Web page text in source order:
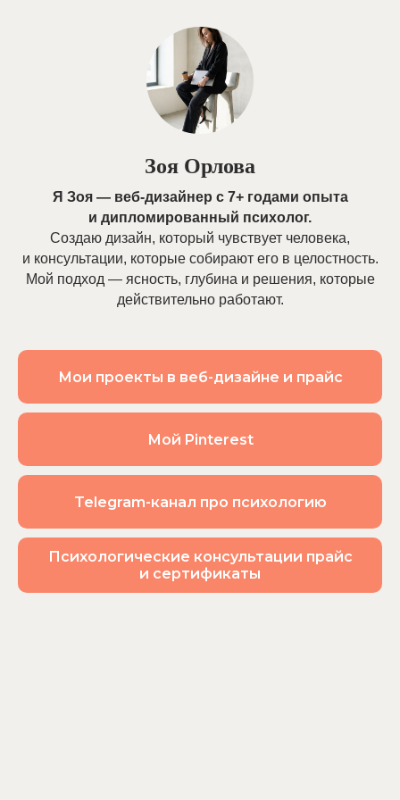
Зоя Орлова
Я Зоя — веб-дизайнер с 7+ годами опыта
и дипломированный психолог.
Создаю дизайн, который чувствует человека,
и консультации, которые собирают его в целостность.
Мой подход — ясность, глубина и решения, которые
действительно работают.
Мои проекты в веб-дизайне и прайс
Мой Pinterest
Telegram-канал про психологию
Психологические консультации прайс
и сертификаты